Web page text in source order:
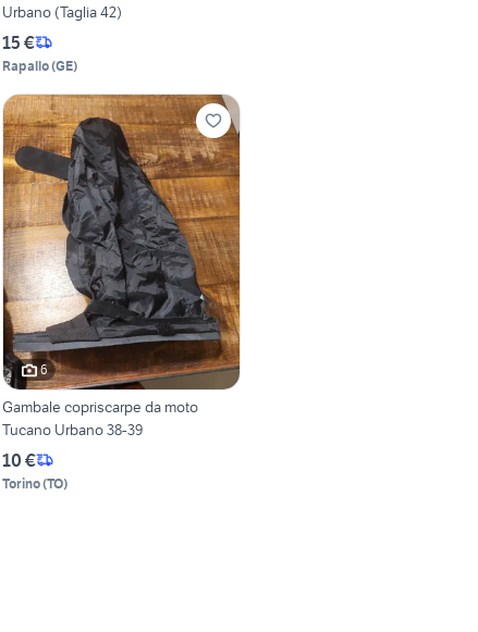
Urbano (Taglia 42)
15 €
Rapallo(GE)
6
Gambale copriscarpe da moto
Tucano Urbano 38-39
10 €
Torino(TO)